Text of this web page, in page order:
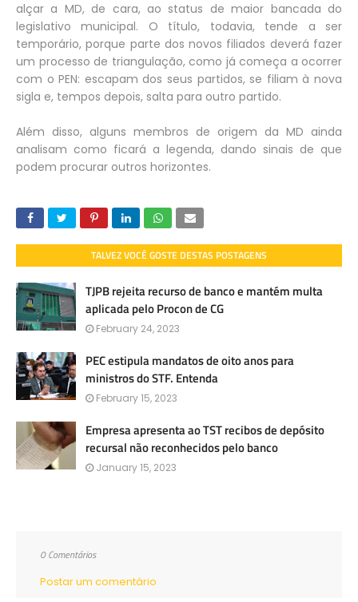
alçar a MD, de cara, ao status de maior bancada do
legislativo municipal. O título, todavia, tende a ser
temporário, porque parte dos novos filiados deverá fazer
um processo de triangulação, como já começa a ocorrer
com o PEN: escapam dos seus partidos, se filiam à nova
sigla e, tempos depois, salta para outro partido.
Além disso, alguns membros de origem da MD ainda
analisam como ficará a legenda, dando sinais de que
podem procurar outros horizontes.
TALVEZ VOCÊ GOSTE DESTAS POSTAGENS
TJPB rejeita recurso de banco e mantém multa
aplicada pelo Procon de CG
February 24, 2023
PEC estipula mandatos de oito anos para
ministros do STF. Entenda
February 15, 2023
Empresa apresenta ao TST recibos de depósito
recursal não reconhecidos pelo banco
January 15, 2023
0 Comentários
Postar um comentário